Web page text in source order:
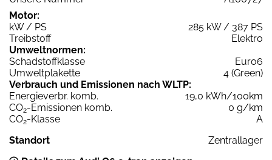
Motor:
kW / PS
285 kW / 387 PS
Treibstoff
Elektro
Umweltnormen:
Schadstoffklasse
Euro6
Umweltplakette
4 (Green)
Verbrauch und Emissionen nach WLTP:
Energieverbr. komb.
19,0 kWh/100km
CO2-Emissionen komb.
0 g/km
CO2-Klasse
A
Standort
Zentrallager